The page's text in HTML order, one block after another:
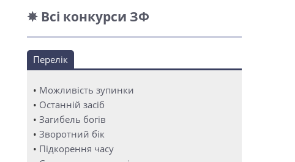
✵ Всі конкурси ЗФ
Перелік
• Можливість зупинки
• Останній засіб
• Загибель богів
• Зворотний бік
• Підкорення часу